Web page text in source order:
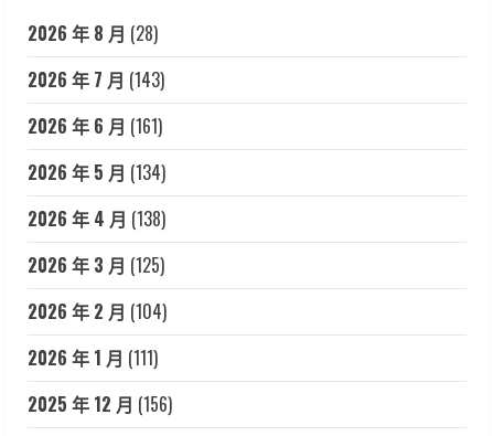
2026 年 8 月 (28)
2026 年 7 月 (143)
2026 年 6 月 (161)
2026 年 5 月 (134)
2026 年 4 月 (138)
2026 年 3 月 (125)
2026 年 2 月 (104)
2026 年 1 月 (111)
2025 年 12 月 (156)